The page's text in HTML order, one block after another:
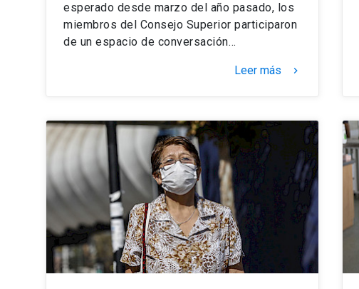
esperado desde marzo del año pasado, los
miembros del Consejo Superior participaron
de un espacio de conversación…
Leer más keyboard_arrow_right